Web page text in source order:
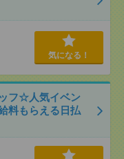
気になる！
フ☆人気イベン
料もらえる日払